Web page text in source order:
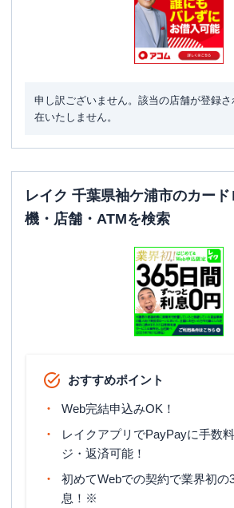
申し訳ございません。該当の店舗が登録
在いたしません。
レイク 千葉県袖ケ浦市のカー
機・店舗・ATMを検索
おすすめポイント
Web完結申込みOK！
レイクアプリでPayPayに手数
ジ・返済可能！
初めてWebでの契約で業界初の
息！※